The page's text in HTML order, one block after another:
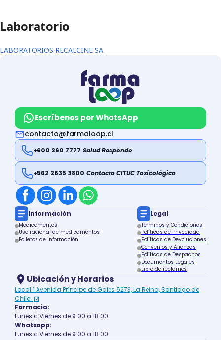
Laboratorio
LABORATORIOS RECALCINE SA
Escríbenos por WhatsApp
contacto@farmaloop.cl
+600 360 7777 Salud Responde
+562 2635 3800 Contacto CITUC Toxicológico
Información
Medicamentos
Uso racional de medicamentos
Folletos de información
Legal
Términos y Condiciones
Políticas de Privacidad
Políticas de Devoluciones
Convenios y Alianzas
Políticas de Despachos
Documentos Legales
Libro de reclamos
Ubicación y Horarios
Local 1 Avenida Príncipe de Gales 6273, La Reina, Santiago de
Chile.
Farmacia:
Lunes a Viernes de 9:00 a 18:00
Whatsapp:
Lunes a Viernes de 9:00 a 18:00